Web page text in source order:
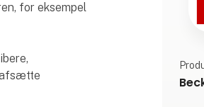
for eksempel
afsætte